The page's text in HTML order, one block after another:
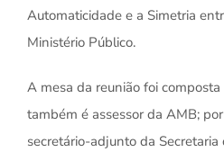
Automaticidade e a Simetria
Ministério Público.
A mesa da reunião foi
também é assessor da AMB;
secretário-adjunto da Secretaria